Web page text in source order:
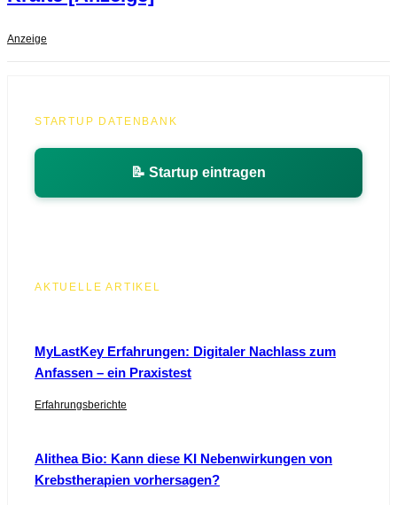
Anzeige
STARTUP DATENBANK
📝 Startup eintragen
AKTUELLE ARTIKEL
MyLastKey Erfahrungen: Digitaler Nachlass zum
Anfassen – ein Praxistest
Erfahrungsberichte
Alithea Bio: Kann diese KI Nebenwirkungen von
Krebstherapien vorhersagen?